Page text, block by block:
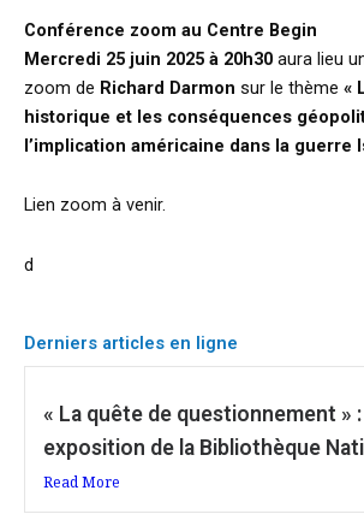
Conférence zoom au Centre Begin
Mercredi 25 juin 2025 à 20h30 aura lieu
zoom de Richard Darmon sur le thème «
historique et les conséquences
l’implication américaine dans la guerre
Lien zoom à venir.
d
Derniers articles en ligne
« La quête de questionnement »
exposition de la Bibliothèque
Read More